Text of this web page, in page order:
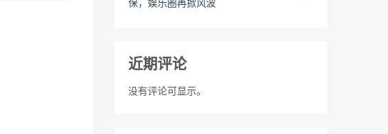
保，娱乐圈再掀风波
近期评论
没有评论可显示。